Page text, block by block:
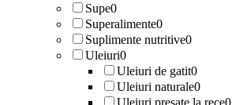
Supe0
Superalimente0
Suplimente nutritive0
Uleiuri0
Uleiuri de gatit0
Uleiuri naturale0
Uleiuri presate la rece0